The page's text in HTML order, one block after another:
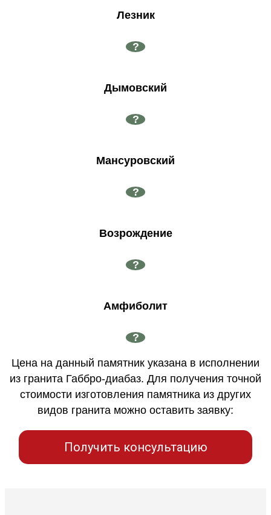
Лезник
?
Дымовский
?
Мансуровский
?
Возрождение
?
Амфиболит
?
Цена на данный памятник указана в исполнении
из гранита Габбро-диабаз. Для получения точной
стоимости изготовления памятника из других
видов гранита можно оставить заявку:
Получить консультацию